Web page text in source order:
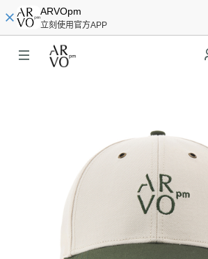
ARVOpm
立刻使用官方APP